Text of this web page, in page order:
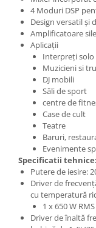
4 Moduri DSP
Design versatil și
Amplificatoare
Aplicații
Interpreți solo
Muzicieni si
DJ mobili
Săli de sport
centre de
Case de cult
Teatre
Baruri,
Evenimente
Specificatii tehnice:
Putere de iesire:
Driver de
cu temperatură
1 x 650 W
Driver de înaltă